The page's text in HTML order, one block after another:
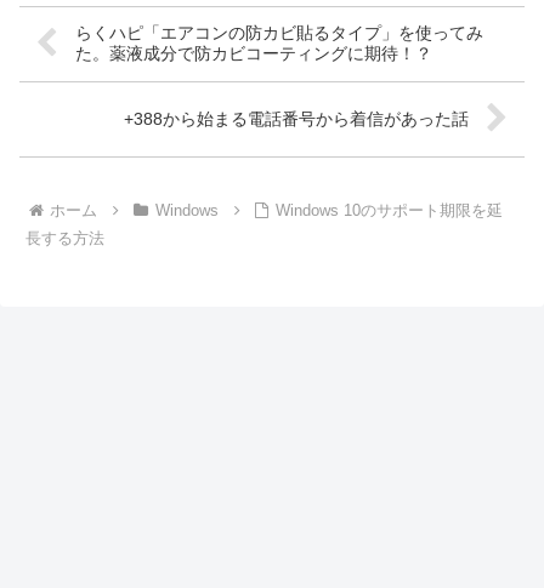
らくハピ「エアコンの防カビ貼るタイプ」を使ってみ
た。薬液成分で防カビコーティングに期待！？
+388から始まる電話番号から着信があった話
ホーム Windows
Windows 10のサポート期限を延
長する方法